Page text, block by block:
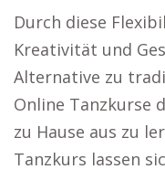
Durch diese
Kreativität und
Alternative zu
Online Tanzkurse
zu Hause aus zu
Tanzkurs lassen